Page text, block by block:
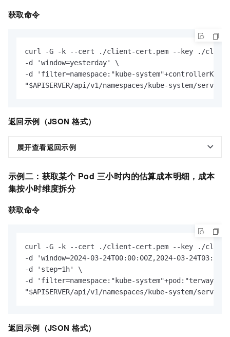
获取命令
curl -G -k --cert ./client-cert.pem --key ./client-
-d 'window=yesterday' \
-d 'filter=namespace:"kube-
"$APISERVER/api/v1/namespaces/kube-system/
返回示例（JSON 格式）
展开查看返回示例
示例二：获取某个 Pod 三小时内的估算成本明细，成本
集按小时维度拆分
获取命令
curl -G -k --cert ./client-cert.pem --key ./client-
-d 'window=2024-03-24T00:00:00Z,2024-03-
-d 'step=1h' \
-d 'filter=namespace:"kube-system"+pod:"terway-
"$APISERVER/api/v1/namespaces/kube-system/
返回示例（JSON 格式）